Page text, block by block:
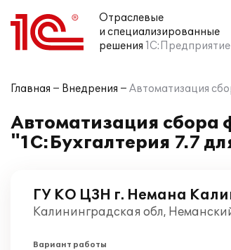
Отраслевые
и специализированные
решения 1С:Предприятие
Главная Внедрения Автоматизация
Автоматизация
"1С:Бухгалтерия 7.7
ГУ КО ЦЗН г. Немана
Калининградская обл,
Вариант работы